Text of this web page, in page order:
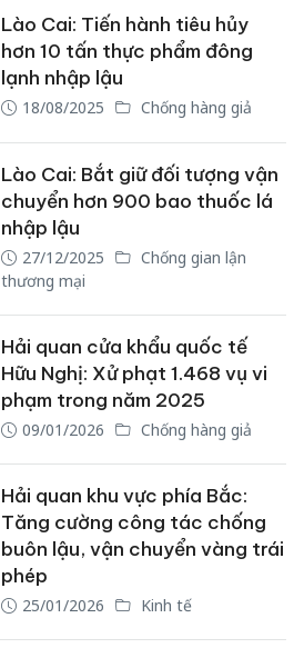
Lào Cai: Tiến hành tiêu hủy
hơn 10 tấn thực phẩm đông
lạnh nhập lậu
18/08/2025 Chống hàng giả
Lào Cai: Bắt giữ đối tượng vận
chuyển hơn 900 bao thuốc lá
nhập lậu
27/12/2025
Chống gian lận
thương mại
Hải quan cửa khẩu quốc tế
Hữu Nghị: Xử phạt 1.468 vụ vi
phạm trong năm 2025
09/01/2026 Chống hàng giả
Hải quan khu vực phía Bắc:
Tăng cường công tác chống
buôn lậu, vận chuyển vàng trái
phép
25/01/2026 Kinh tế